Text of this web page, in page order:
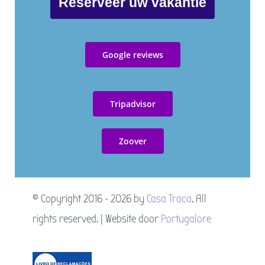
Resolução Alternativa de Litígios
Google reviews
Tripadvisor
Zoover
© Copyright 2016 - 2026 by Casa Traca. All
rights reserved. | Website door Portugalore